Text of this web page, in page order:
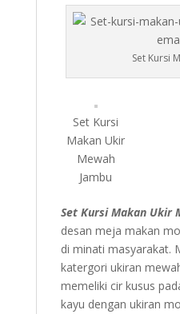
Set Kursi
Set Kursi
Makan Ukir
Mewah
Jambu
Set Kursi Makan Ukir
desan meja makan
di minati masyarakat.
katergori ukiran
memeliki cir kusus
kayu dengan ukiran